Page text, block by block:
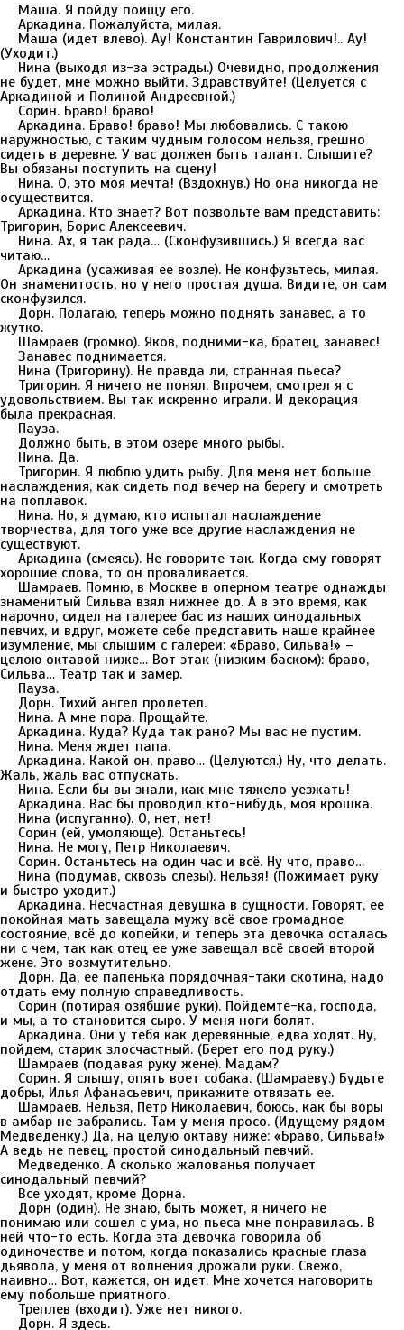
Маша. Я пойду поищу его.
Аркадина. Пожалуйста, милая.
Маша (идет влево). Ау! Константин Гаврилович!.. Ау!
(Уходит.)
Нина (выходя из-за эстрады.) Очевидно, продолжения
не будет, мне можно выйти. Здравствуйте! (Целуется с
Аркадиной и Полиной Андреевной.)
Сорин. Браво! браво!
Аркадина. Браво! браво! Мы любовались. С такою
наружностью, с таким чудным голосом нельзя, грешно
сидеть в деревне. У вас должен быть талант. Слышите?
Вы обязаны поступить на сцену!
Нина. О, это моя мечта! (Вздохнув.) Но она никогда не
осуществится.
Аркадина. Кто знает? Вот позвольте вам представить:
Тригорин, Борис Алексеевич.
Нина. Ах, я так рада… (Сконфузившись.) Я всегда вас
читаю…
Аркадина (усаживая ее возле). Не конфузьтесь, милая.
Он знаменитость, но у него простая душа. Видите, он сам
сконфузился.
Дорн. Полагаю, теперь можно поднять занавес, а то
жутко.
Шамраев (громко). Яков, подними-ка, братец, занавес!
Занавес поднимается.
Нина (Тригорину). Не правда ли, странная пьеса?
Тригорин. Я ничего не понял. Впрочем, смотрел я с
удовольствием. Вы так искренно играли. И декорация
была прекрасная.
Пауза.
Должно быть, в этом озере много рыбы.
Нина. Да.
Тригорин. Я люблю удить рыбу. Для меня нет больше
наслаждения, как сидеть под вечер на берегу и смотреть
на поплавок.
Нина. Но, я думаю, кто испытал наслаждение
творчества, для того уже все другие наслаждения не
существуют.
Аркадина (смеясь). Не говорите так. Когда ему говорят
хорошие слова, то он проваливается.
Шамраев. Помню, в Москве в оперном театре однажды
знаменитый Сильва взял нижнее до. А в это время, как
нарочно, сидел на галерее бас из наших синодальных
певчих, и вдруг, можете себе представить наше крайнее
изумление, мы слышим с галереи: «Браво, Сильва!» –
целою октавой ниже… Вот этак (низким баском): браво,
Сильва… Театр так и замер.
Пауза.
Дорн. Тихий ангел пролетел.
Нина. А мне пора. Прощайте.
Аркадина. Куда? Куда так рано? Мы вас не пустим.
Нина. Меня ждет папа.
Аркадина. Какой он, право… (Целуются.) Ну, что делать.
Жаль, жаль вас отпускать.
Нина. Если бы вы знали, как мне тяжело уезжать!
Аркадина. Вас бы проводил кто-нибудь, моя крошка.
Нина (испуганно). О, нет, нет!
Сорин (ей, умоляюще). Останьтесь!
Нина. Не могу, Петр Николаевич.
Сорин. Останьтесь на один час и всё. Ну что, право…
Нина (подумав, сквозь слезы). Нельзя! (Пожимает руку
и быстро уходит.)
Аркадина. Несчастная девушка в сущности. Говорят, ее
покойная мать завещала мужу всё свое громадное
состояние, всё до копейки, и теперь эта девочка осталась
ни с чем, так как отец ее уже завещал всё своей второй
жене. Это возмутительно.
Дорн. Да, ее папенька порядочная-таки скотина, надо
отдать ему полную справедливость.
Сорин (потирая озябшие руки). Пойдемте-ка, господа,
и мы, а то становится сыро. У меня ноги болят.
Аркадина. Они у тебя как деревянные, едва ходят. Ну,
пойдем, старик злосчастный. (Берет его под руку.)
Шамраев (подавая руку жене). Мадам?
Сорин. Я слышу, опять воет собака. (Шамраеву.) Будьте
добры, Илья Афанасьевич, прикажите отвязать ее.
Шамраев. Нельзя, Петр Николаевич, боюсь, как бы воры
в амбар не забрались. Там у меня просо. (Идущему рядом
Медведенку.) Да, на целую октаву ниже: «Браво, Сильва!»
А ведь не певец, простой синодальный певчий.
Медведенко. А сколько жалованья получает
синодальный певчий?
Все уходят, кроме Дорна.
Дорн (один). Не знаю, быть может, я ничего не
понимаю или сошел с ума, но пьеса мне понравилась. В
ней что-то есть. Когда эта девочка говорила об
одиночестве и потом, когда показались красные глаза
дьявола, у меня от волнения дрожали руки. Свежо,
наивно… Вот, кажется, он идет. Мне хочется наговорить
ему побольше приятного.
Треплев (входит). Уже нет никого.
Дорн. Я здесь.